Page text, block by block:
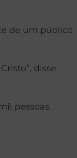
de um público
disse
pessoas.